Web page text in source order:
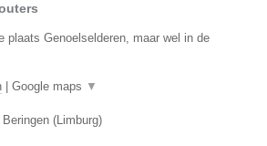
plaats Genoelselderen, maar wel in de
Google maps ▼
Beringen (Limburg)